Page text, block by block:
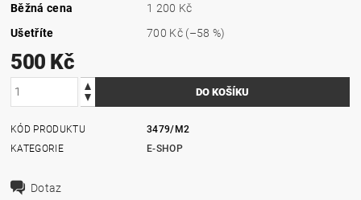
Běžná cena
1 200 Kč
Ušetříte
700 Kč (–58 %)
500 Kč
KÓD PRODUKTU
3479/M2
KATEGORIE
E-SHOP
Dotaz